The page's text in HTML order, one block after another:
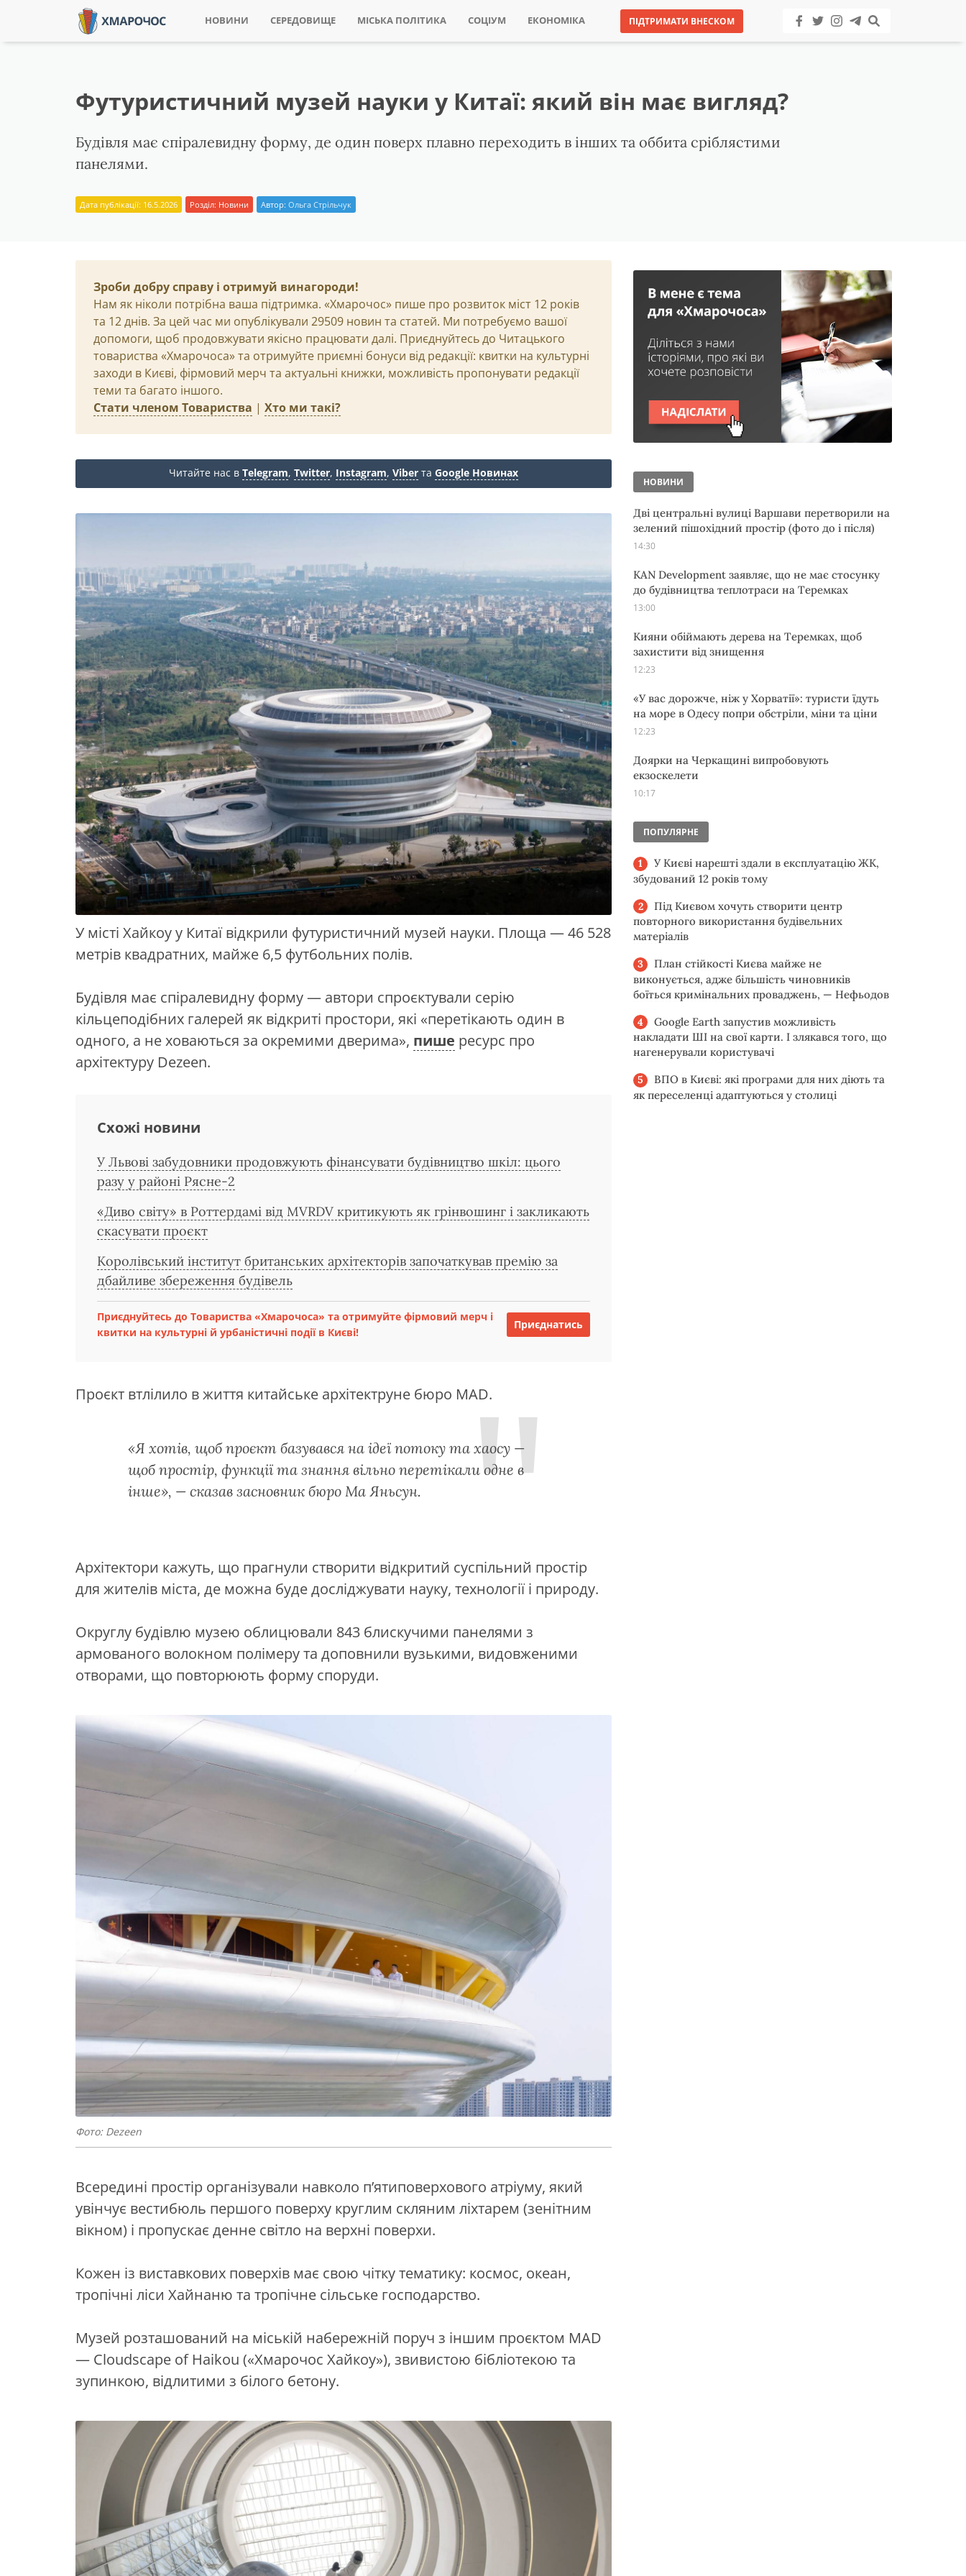
НОВИНИ СЕРЕДОВИЩЕ МІСЬКА ПОЛІТИКА СОЦІУМ ЕКОНОМІКА ПІДТРИМАТИ ВНЕСКОМ
Футуристичний музей науки у Китаї: який він має вигляд?
Будівля має спіралевидну форму, де один поверх плавно переходить в інших та оббита сріблястими
панелями.
Дата публікації: 16.5.2026 Розділ: Новини Автор: Ольга Стрільчук
Зроби добру справу і отримуй винагороди!
Нам як ніколи потрібна ваша підтримка. «Хмарочос» пише про розвиток міст 12 років
та 12 днів. За цей час ми опублікували 29509 новин та статей. Ми потребуємо вашої
допомоги, щоб продовжувати якісно працювати далі. Приєднуйтесь до Читацького
товариства «Хмарочоса» та отримуйте приємні бонуси від редакції: квитки на культурні
заходи в Києві, фірмовий мерч та актуальні книжки, можливість пропонувати редакції
теми та багато іншого.
Стати членом Товариства | Хто ми такі?
Читайте нас в Telegram, Twitter, Instagram, Viber та Google Новинах
У місті Хайкоу у Китаї відкрили футуристичний музей науки. Площа — 46 528
метрів квадратних, майже 6,5 футбольних полів.
Будівля має спіралевидну форму — автори спроєктували серію
кільцеподібних галерей як відкриті простори, які «перетікають один в
одного, а не ховаються за окремими дверима», пише ресурс про
архітектуру Dezeen.
Схожі новини
У Львові забудовники продовжують фінансувати будівництво шкіл: цього
разу у районі Рясне-2
«Диво світу» в Роттердамі від MVRDV критикують як грінвошинг і закликають
скасувати проєкт
Королівський інститут британських архітекторів започаткував премію за
дбайливе збереження будівель
Приєднуйтесь до Товариства «Хмарочоса» та отримуйте фірмовий мерч і
квитки на культурні й урбаністичні події в Києві!
Приєднатись
Проєкт втлілило в життя китайське архітектруне бюро MAD.
«Я хотів, щоб проєкт базувався на ідеї потоку та хаосу —
щоб простір, функції та знання вільно перетікали одне в
інше», — сказав засновник бюро Ма Яньсун.
Архітектори кажуть, що прагнули створити відкритий суспільний простір
для жителів міста, де можна буде досліджувати науку, технології і природу.
Округлу будівлю музею облицювали 843 блискучими панелями з
армованого волокном полімеру та доповнили вузькими, видовженими
отворами, що повторюють форму споруди.
Фото: Dezeen
Всередині простір організували навколо п’ятиповерхового атріуму, який
увінчує вестибюль першого поверху круглим скляним ліхтарем (зенітним
вікном) і пропускає денне світло на верхні поверхи.
Кожен із виставкових поверхів має свою чітку тематику: космос, океан,
тропічні ліси Хайнаню та тропічне сільське господарство.
Музей розташований на міській набережній поруч з іншим проєктом MAD
— Cloudscape of Haikou («Хмарочос Хайкоу»), звивистою бібліотекою та
зупинкою, відлитими з білого бетону.
НОВИНИ
Дві центральні вулиці Варшави перетворили на
зелений пішохідний простір (фото до і після)
14:30
KAN Development заявляє, що не має стосунку
до будівництва теплотраси на Теремках
13:00
Кияни обіймають дерева на Теремках, щоб
захистити від знищення
12:23
«У вас дорожче, ніж у Хорватії»: туристи їдуть
на море в Одесу попри обстріли, міни та ціни
12:23
Доярки на Черкащині випробовують
екзоскелети
10:17
ПОПУЛЯРНЕ
У Києві нарешті здали в експлуатацію ЖК,
збудований 12 років тому
Під Києвом хочуть створити центр
повторного використання будівельних
матеріалів
План стійкості Києва майже не
виконується, адже більшість чиновників
боїться кримінальних проваджень, — Нефьодов
Google Earth запустив можливість
накладати ШІ на свої карти. І злякався того, що
нагенерували користувачі
ВПО в Києві: які програми для них діють та
як переселенці адаптуються у столиці